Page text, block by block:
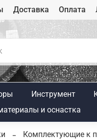
Доставка Оплата
Инструмент
и оснастка
Комплектующие к